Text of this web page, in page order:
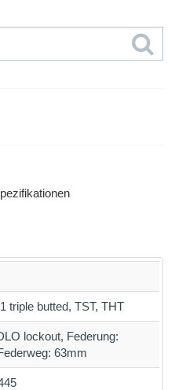
triple butted, TST, THT
lockout, Federung:
63mm